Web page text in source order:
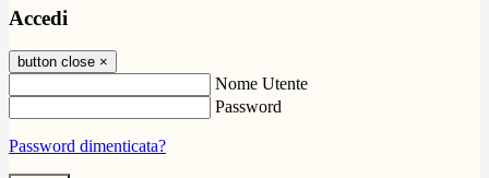
Accedi
button close ×
Nome Utente
Password
Password dimenticata?